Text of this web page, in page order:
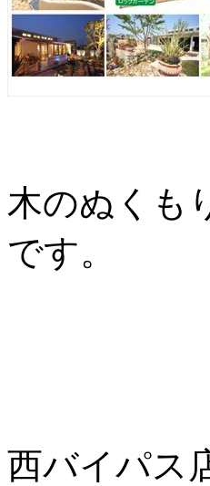
木のぬくも
です。
西バイパス